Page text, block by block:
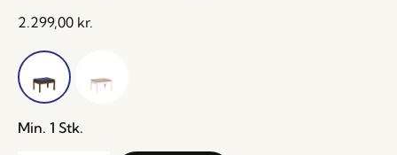
2.299,00 kr.
Min. 1 Stk.